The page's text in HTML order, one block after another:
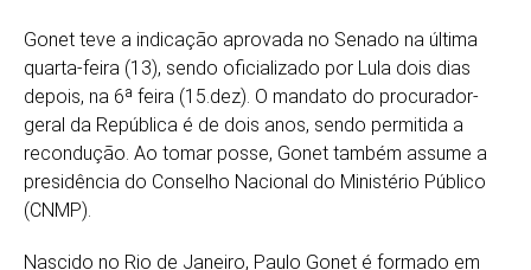
Gonet teve a indicação aprovada no Senado na última
quarta-feira (13), sendo oficializado por Lula dois dias
depois, na 6ª feira (15.dez). O mandato do procurador-
geral da República é de dois anos, sendo permitida a
recondução. Ao tomar posse, Gonet também assume a
presidência do Conselho Nacional do Ministério Público
(CNMP).
Nascido no Rio de Janeiro, Paulo Gonet é formado em